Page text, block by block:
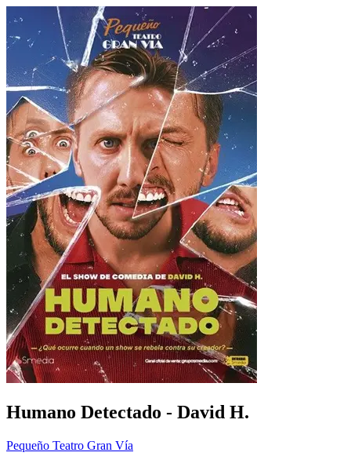
Humano Detectado - David H.
Pequeño Teatro Gran Vía